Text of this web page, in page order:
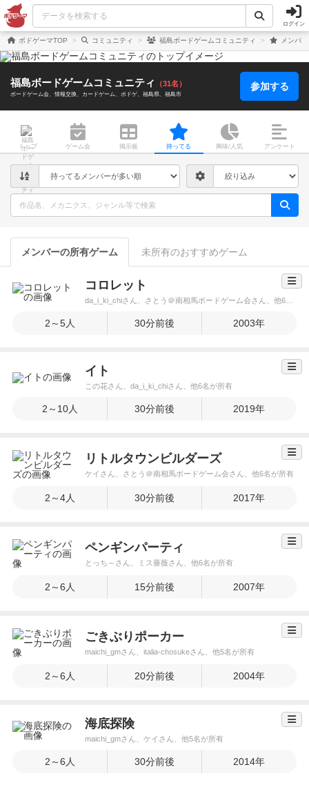
ログイン
ボドゲーマTOP コミュニティ 福島ボードゲームコミュニティ メンバ
福島ボードゲームコミュニティ （31名）
ボードゲーム会 情報交換 カードゲーム ボドゲ 福島県 福島市
参加する
トップ ゲーム会 掲示板 持ってる 興味/人気 アンケート
メンバーの所有ゲーム 未所有のおすすめゲーム
コロレット
2～5人 30分前後 2003年
イト
この花さん、da_i_ki_chiさん、他6名が所有
2～10人 30分前後 2019年
リトルタウンビルダーズ
ケイさん、さとう＠南相馬ボードゲーム会さん、他6名が所有
2～4人 30分前後 2017年
ペンギンパーティ
とっち～さん、ミス薔薇さん、他6名が所有
2～6人 15分前後 2007年
ごきぶりポーカー
maichi_gmさん、italia-chosukeさん、他5名が所有
2～6人 20分前後 2004年
海底探険
maichi_gmさん、ケイさん、他5名が所有
2～6人 30分前後 2014年